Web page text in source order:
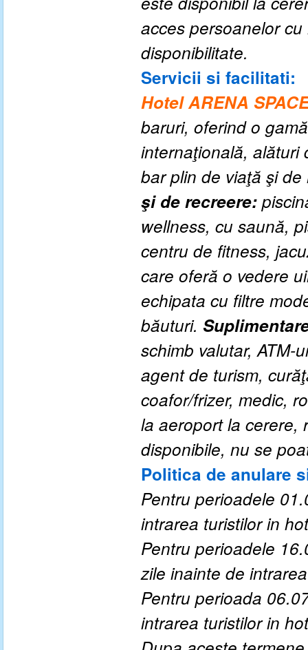
acces persoanelor
disponibilitate.
Servicii si facilitati:
HotelARENA
baruri, oferind o
internaţională, alături
bar plin de viaţă şi
şi de recreere:
wellness, cu saună,
centru de fitness,
care oferă o vedere
echipata cu filtre
băuturi.
schimb valutar, ATM-
agent de turism,
coafor/frizer, medic,
la aeroport la cerere,
disponibile, nu se
Politica de anulare
Pentru perioadele
intrarea turistilor in
Pentru perioadele
zile inainte de
Pentru perioada
intrarea turistilor in